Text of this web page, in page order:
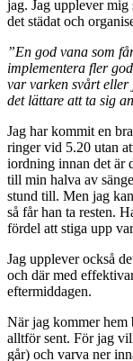
jag. Jag upplever
det städat och
”En god vana som
implementera fler
var varken svårt eller
det lättare att ta sig
Jag har kommit en
ringer vid 5.20 utan
iordning innan det är
till min halva av
stund till. Men jag
så får han ta resten.
fördel att stiga upp
Jag upplever också
och där med
eftermiddagen.
När jag kommer hem
alltför sent. För jag
går) och varva ner